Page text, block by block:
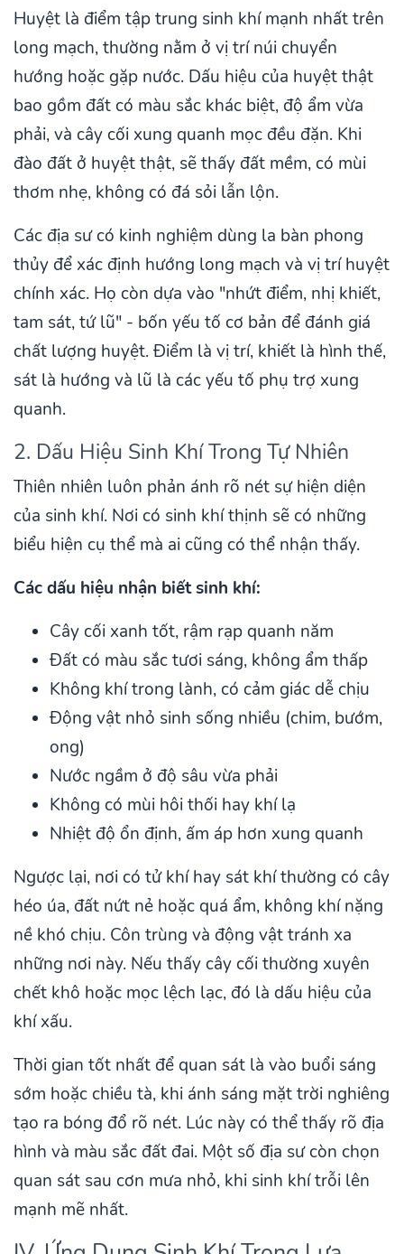
Huyệt là điểm tập trung sinh khí mạnh nhất trên
long mạch, thường nằm ở vị trí núi chuyển
hướng hoặc gặp nước. Dấu hiệu của huyệt thật
bao gồm đất có màu sắc khác biệt, độ ẩm vừa
phải, và cây cối xung quanh mọc đều đặn. Khi
đào đất ở huyệt thật, sẽ thấy đất mềm, có mùi
thơm nhẹ, không có đá sỏi lẫn lộn.
Các địa sư có kinh nghiệm dùng la bàn phong
thủy để xác định hướng long mạch và vị trí huyệt
chính xác. Họ còn dựa vào "nhứt điểm, nhị khiết,
tam sát, tứ lũ" - bốn yếu tố cơ bản để đánh giá
chất lượng huyệt. Điểm là vị trí, khiết là hình thế,
sát là hướng và lũ là các yếu tố phụ trợ xung
quanh.
2. Dấu Hiệu Sinh Khí Trong Tự Nhiên
Thiên nhiên luôn phản ánh rõ nét sự hiện diện
của sinh khí. Nơi có sinh khí thịnh sẽ có những
biểu hiện cụ thể mà ai cũng có thể nhận thấy.
Các dấu hiệu nhận biết sinh khí:
Cây cối xanh tốt, rậm rạp quanh năm
Đất có màu sắc tươi sáng, không ẩm thấp
Không khí trong lành, có cảm giác dễ chịu
Động vật nhỏ sinh sống nhiều (chim, bướm,
ong)
Nước ngầm ở độ sâu vừa phải
Không có mùi hôi thối hay khí lạ
Nhiệt độ ổn định, ấm áp hơn xung quanh
Ngược lại, nơi có tử khí hay sát khí thường có cây
héo úa, đất nứt nẻ hoặc quá ẩm, không khí nặng
nề khó chịu. Côn trùng và động vật tránh xa
những nơi này. Nếu thấy cây cối thường xuyên
chết khô hoặc mọc lệch lạc, đó là dấu hiệu của
khí xấu.
Thời gian tốt nhất để quan sát là vào buổi sáng
sớm hoặc chiều tà, khi ánh sáng mặt trời nghiêng
tạo ra bóng đổ rõ nét. Lúc này có thể thấy rõ địa
hình và màu sắc đất đai. Một số địa sư còn chọn
quan sát sau cơn mưa nhỏ, khi sinh khí trỗi lên
mạnh mẽ nhất.